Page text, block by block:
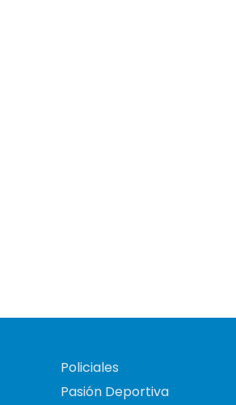
Policiales
Pasión Deportiva